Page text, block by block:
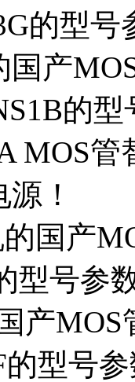
的型号
国产
的
MOS
！
国产
型号参
产MOS
的型号